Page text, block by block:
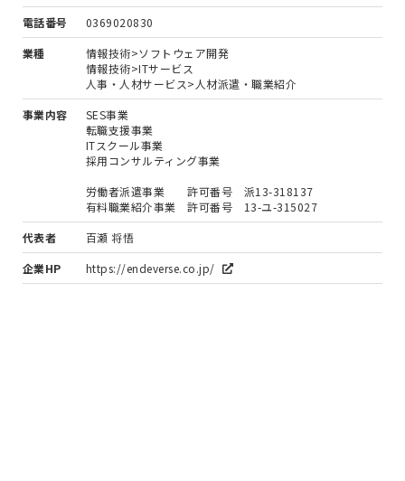
電話番号
0369020830
業種
情報技術>ソフトウェア開発
情報技術>ITサービス
人事・人材サービス>人材派遣・職業紹介
事業内容
SES事業
転職支援事業
ITスクール事業
採用コンサルティング事業
労働者派遣事業 許可番号 派13-318137
有料職業紹介事業 許可番号 13-ユ-315027
代表者
百瀬 将悟
企業HP
https://endeverse.co.jp/